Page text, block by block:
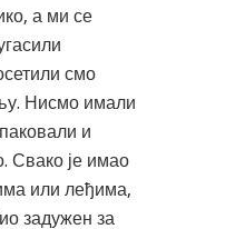
а ми се
смо
Нисмо имали
и
Свако је имао
или леђима,
задужен за